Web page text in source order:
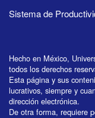
Sistema de
Hecho en México,
todos los derechos
Esta página y sus
lucrativos, siempre y
dirección electrónica.
De otra forma, requiere